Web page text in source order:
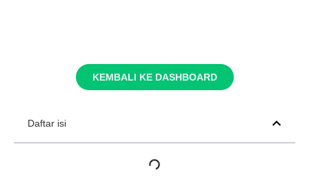
KEMBALI KE DASHBOARD
Daftar isi